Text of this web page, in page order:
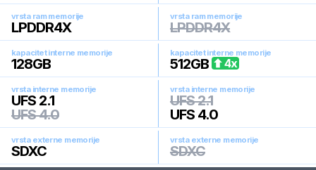
vrsta ram memorije
LPDDR4X
vrsta ram memorije
LPDDR4X
kapacitet interne memorije
128GB
kapacitet interne memorije
512GB 4x
vrsta interne memorije
UFS 2.1
UFS 4.0
vrsta interne memorije
UFS 2.1
UFS 4.0
vrsta externe memorije
SDXC
vrsta externe memorije
SDXC